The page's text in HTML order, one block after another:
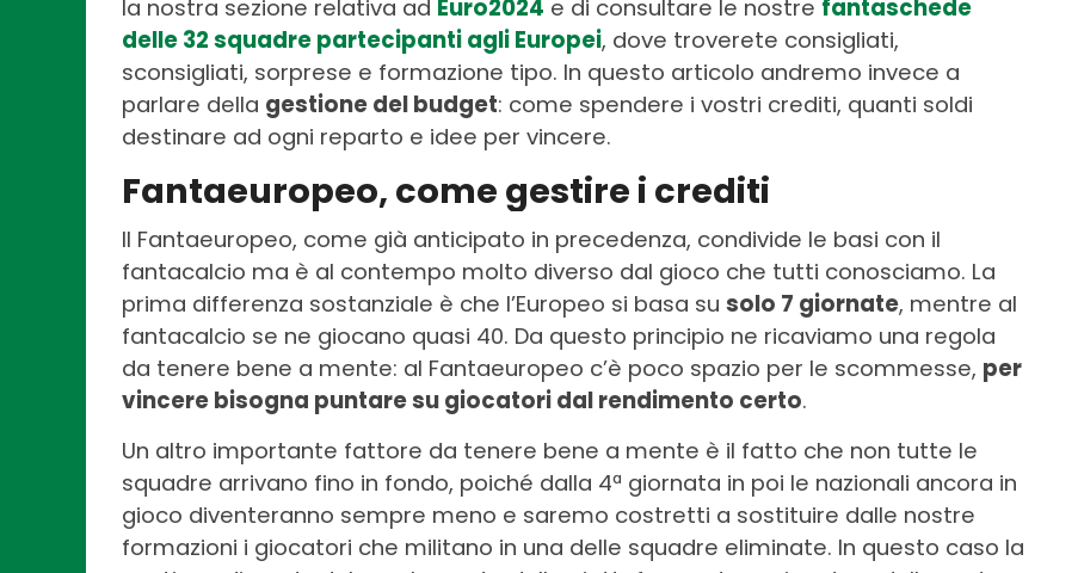
la nostra sezione relativa ad Euro2024 e di consultare le nostre fantaschede
delle 32 squadre partecipanti agli Europei, dove troverete consigliati,
sconsigliati, sorprese e formazione tipo. In questo articolo andremo invece a
parlare della gestione del budget: come spendere i vostri crediti, quanti soldi
destinare ad ogni reparto e idee per vincere.
Fantaeuropeo, come gestire i crediti
Il Fantaeuropeo, come già anticipato in precedenza, condivide le basi con il
fantacalcio ma è al contempo molto diverso dal gioco che tutti conosciamo. La
prima differenza sostanziale è che l’Europeo si basa su solo 7 giornate, mentre al
fantacalcio se ne giocano quasi 40. Da questo principio ne ricaviamo una regola
da tenere bene a mente: al Fantaeuropeo c’è poco spazio per le scommesse, per
vincere bisogna puntare su giocatori dal rendimento certo.
Un altro importante fattore da tenere bene a mente è il fatto che non tutte le
squadre arrivano fino in fondo, poiché dalla 4ª giornata in poi le nazionali ancora in
gioco diventeranno sempre meno e saremo costretti a sostituire dalle nostre
formazioni i giocatori che militano in una delle squadre eliminate. In questo caso la